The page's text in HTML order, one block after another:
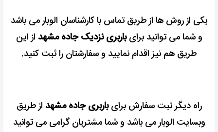
یکی از روش ها از طریق تماس با کارشناسان الوبار می باشد
و شما می توانید برایباربری نزدیک جاده مشهد از این
طریق هم نیز اقدام نمایید و سفارشتان را ثبت کنید.
راه دیگر ثبت سفارش برایباربری جاده مشهد از طریق
وبسایت الوبار می باشد و شما مشتریان گرامی می توانید